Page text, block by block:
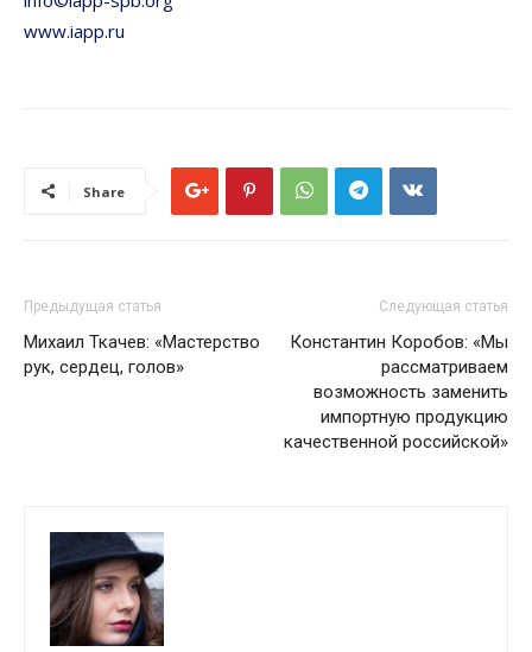
www.iapp.ru
Share
Предыдущая статья
Михаил Ткачев: «Мастерство
рук, сердец, голов»
Следующая статья
Константин Коробов: «Мы
рассматриваем
возможность заменить
импортную продукцию
качественной российской»